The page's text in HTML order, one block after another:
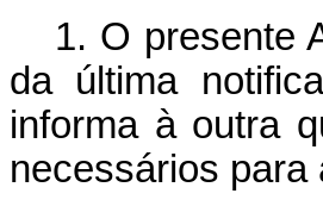
1. O presente
da última
informa à outra
necessários para